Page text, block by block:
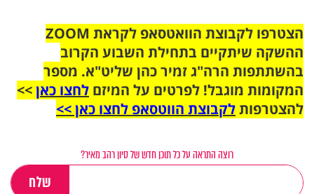
הצטרפו לקבוצת הוואטסאפ לקראת ZOOM
ההשקה שיתקיים בתחילת השבוע הקרוב
בהשתתפות הרה"ג זמיר כהן שליט"א. מספר
המקומות מוגבל! לפרטים על המיזם לחצו כאן>>
להצטרפותלקבוצת הווטסאפ לחצו כאן >>
רוצה התראה על כל תוכן חדש של סיון רהב מאיר?